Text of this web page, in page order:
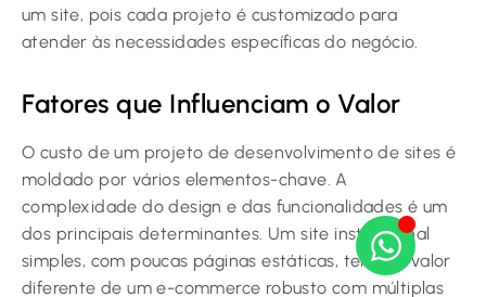
um site, pois cada projeto é customizado para
atender às necessidades específicas do negócio.
Fatores que Influenciam o Valor
O custo de um projeto de desenvolvimento de sites é
moldado por vários elementos-chave. A
complexidade do design e das funcionalidades é um
dos principais determinantes. Um site institucional
simples, com poucas páginas estáticas, terá um valor
diferente de um e-commerce robusto com múltiplas